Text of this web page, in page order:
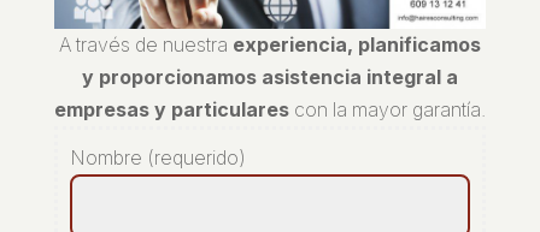
A través de nuestra experiencia, planificamos
y proporcionamos asistencia integral a
empresas y particularescon la mayor garantía.
Nombre (requerido)